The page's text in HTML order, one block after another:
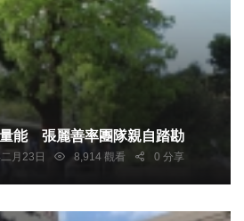
能 張麗善率團隊親自踏勘
月23日 8,914 觀看 0 分享